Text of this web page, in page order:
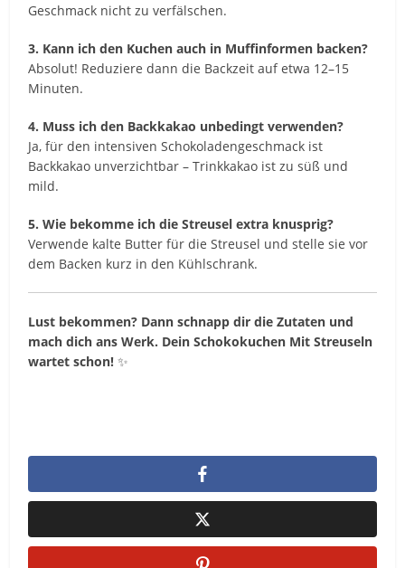
Geschmack nicht zu verfälschen.
3. Kann ich den Kuchen auch in Muffinformen backen?
Absolut! Reduziere dann die Backzeit auf etwa 12–15
Minuten.
4. Muss ich den Backkakao unbedingt verwenden?
Ja, für den intensiven Schokoladengeschmack ist
Backkakao unverzichtbar – Trinkkakao ist zu süß und
mild.
5. Wie bekomme ich die Streusel extra knusprig?
Verwende kalte Butter für die Streusel und stelle sie vor
dem Backen kurz in den Kühlschrank.
Lust bekommen? Dann schnapp dir die Zutaten und
mach dich ans Werk. Dein Schokokuchen Mit Streuseln
wartet schon! ✨